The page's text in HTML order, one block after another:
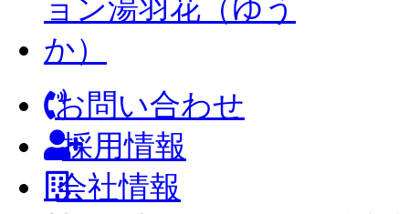
お問い合わせ
採用情報
会社情報